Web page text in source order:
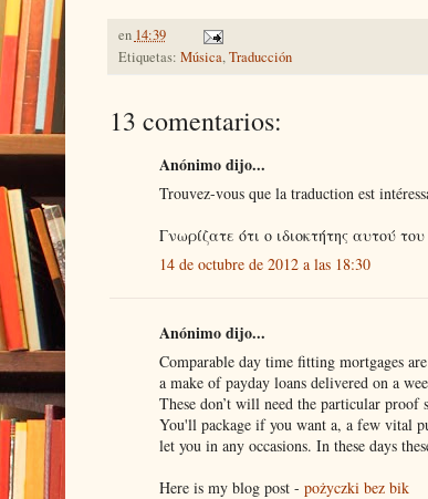
en 14:39
Etiquetas: Música,Traducción
13 comentarios:
Anónimo dijo...
Trouvez-vous que la traduction est
Γνωρίζατε ότι ο ιδιοκτήτης αυτού
14 de octubre de 2012 a las 18:30
Anónimo dijo...
Comparable day time fitting mortgages
a make of payday loans delivered on a
These don’t will need the particular proof
You'll package if you want a, a few vital
let you in any occasions. In these days
Here is my blog post - pożyczki bez bik